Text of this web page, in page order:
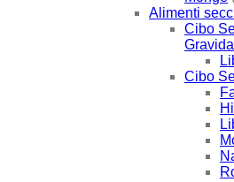
Alimenti
Cibo
Cibo